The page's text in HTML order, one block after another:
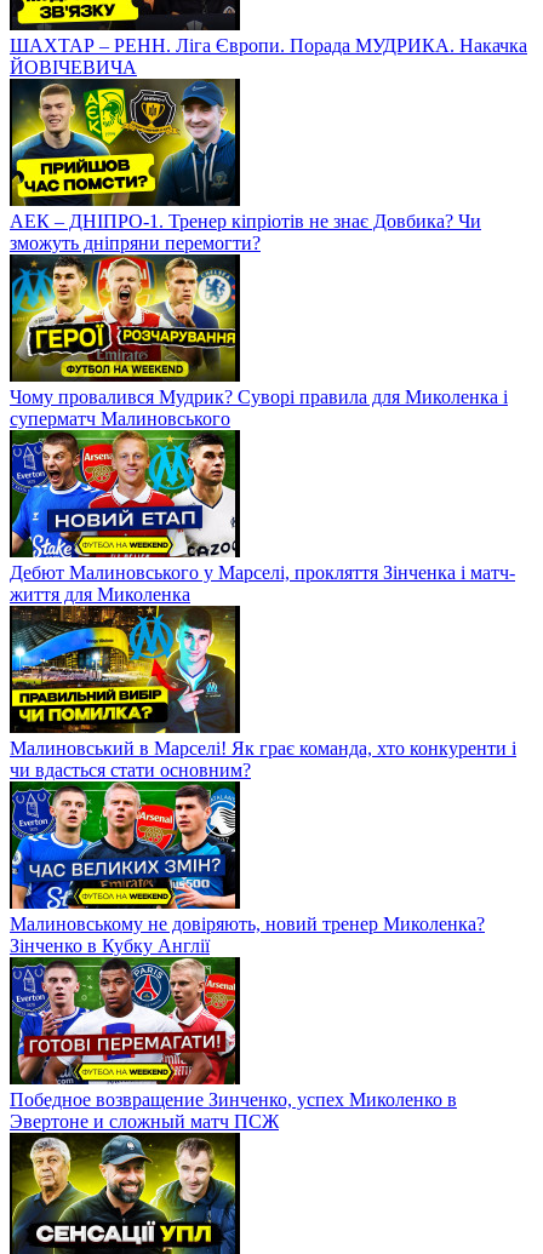
ШАХТАР – РЕНН. Ліга Європи. Порада МУДРИКА. Накачка
ЙОВІЧЕВИЧА
АЕК – ДНІПРО-1. Тренер кіпріотів не знає Довбика? Чи
зможуть дніпряни перемогти?
Чому провалився Мудрик? Суворі правила для Миколенка і
суперматч Малиновського
Дебют Малиновського у Марселі, прокляття Зінченка і матч-
життя для Миколенка
Малиновський в Марселі! Як грає команда, хто конкуренти і
чи вдасться стати основним?
Малиновському не довіряють, новий тренер Миколенка?
Зінченко в Кубку Англії
Победное возвращение Зинченко, успех Миколенко в
Эвертоне и сложный матч ПСЖ